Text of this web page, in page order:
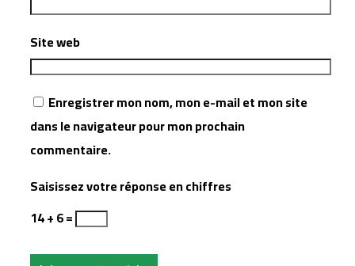
Site web
Enregistrer mon nom, mon e-mail et mon site
dans le navigateur pour mon prochain
commentaire.
Saisissez votre réponse en chiffres
14 + 6 =